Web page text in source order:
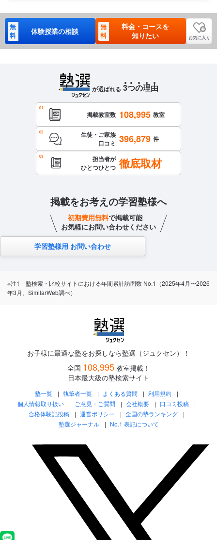
無
料
体験授業の相談
無
料
料金・コースを
知りたい
お気に入り
が選ばれる 3つの理由
掲載教室数 108,995 教室
生徒・ご家族
口コミ 396,879 件
担当者が
ひとつひとつ 徹底取材
掲載をお考えの学習塾様へ
初期費用無料で掲載可能
お気軽にお問い合わせください
学習塾様用 お問い合わせ
※注1 塾検索・比較サイトにおける年間累計訪問数 No.1（2025年4月〜2026
年3月、SimilarWeb調べ）
お子様に最適な塾をお探しなら塾選（ジュクセン）！
全国 108,995 教室掲載！
日本最大級の塾検索サイト
塾一覧 執筆者一覧 よくある質問
利用規約
個人情報取り扱い
ご意見・ご質問 会社概要
口コミ投稿
合格体験記投稿
運営ポリシー
全国の塾ランキング
塾選ジャーナル
No.1 表記について